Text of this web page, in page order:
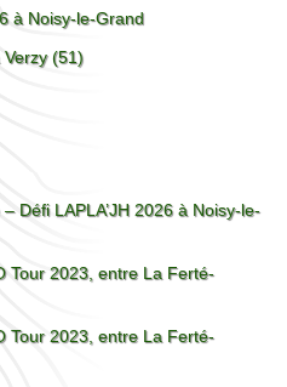
à Noisy-le-Grand
Verzy (51)
Défi LAPLA’JH 2026 à Noisy-le-
Tour 2023, entre La Ferté-
Tour 2023, entre La Ferté-